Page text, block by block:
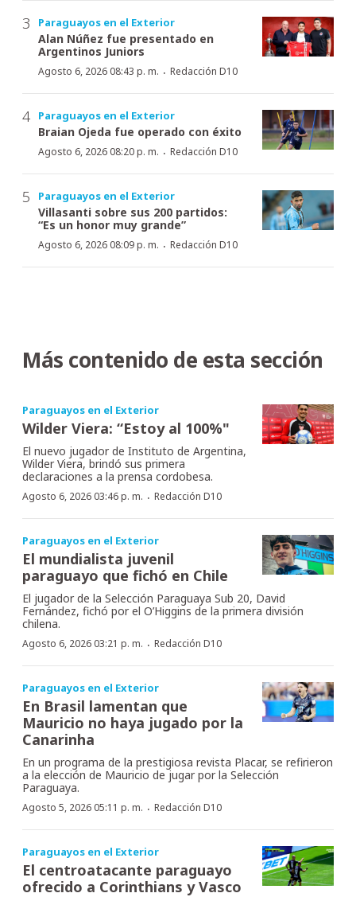
Paraguayos en el Exterior
Alan Núñez fue presentado en
Argentinos Juniors
Agosto 6, 2026 08:43 p. m. · Redacción D10
Paraguayos en el Exterior
Braian Ojeda fue operado con éxito
Agosto 6, 2026 08:20 p. m. · Redacción D10
Paraguayos en el Exterior
Villasanti sobre sus 200 partidos:
“Es un honor muy grande”
Agosto 6, 2026 08:09 p. m. · Redacción D10
Más contenido de esta sección
Paraguayos en el Exterior
Wilder Viera: “Estoy al 100%"
El nuevo jugador de Instituto de Argentina,
Wilder Viera, brindó sus primera
declaraciones a la prensa cordobesa.
Agosto 6, 2026 03:46 p. m. · Redacción D10
Paraguayos en el Exterior
El mundialista juvenil
paraguayo que fichó en Chile
El jugador de la Selección Paraguaya Sub 20, David
Fernández, fichó por el O’Higgins de la primera división
chilena.
Agosto 6, 2026 03:21 p. m. · Redacción D10
Paraguayos en el Exterior
En Brasil lamentan que
Mauricio no haya jugado por la
Canarinha
En un programa de la prestigiosa revista Placar, se refirieron
a la elección de Mauricio de jugar por la Selección
Paraguaya.
Agosto 5, 2026 05:11 p. m. · Redacción D10
Paraguayos en el Exterior
El centroatacante paraguayo
ofrecido a Corinthians y Vasco